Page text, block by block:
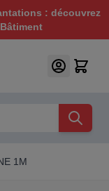
: découvrez
1M